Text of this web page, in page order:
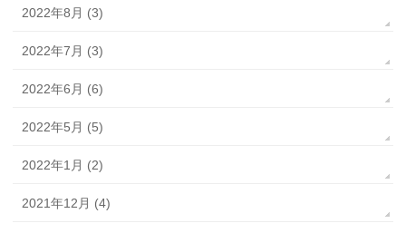
2022年8月 (3)
2022年7月 (3)
2022年6月 (6)
2022年5月 (5)
2022年1月 (2)
2021年12月 (4)